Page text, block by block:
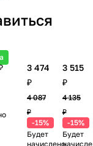
3 474
₽
4 087
₽
-15%
Будет
начислено
3 515
₽
4 135
₽
-15%
Будет